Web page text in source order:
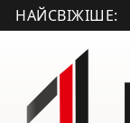
НАЙСВІЖІШЕ:
понад 9 млн грн